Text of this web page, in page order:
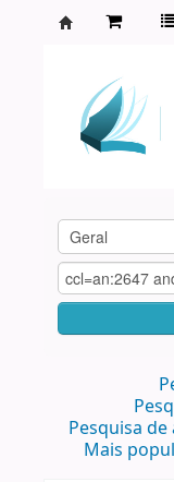
Agamenon
Pesquisa
Mais